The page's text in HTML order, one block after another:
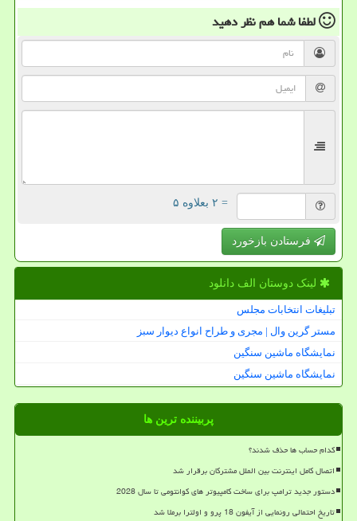
لطفا شما همنظر دهید
= ۲ بعلاوه ۵
فرستادن بازخورد
لینک دوستان الف دانلود
تبلیغات انتخابات مجلس
مستر گرین وال | مجری و طراح انواع دیوار سبز
نمایشگاه ماشین سنگین
نمایشگاه ماشین سنگین
پربیننده ترین ها
کدام حساب ها حذف شدند؟
اتصال کامل اینترنت بین الملل مشترکان برقرار شد
دستور جدید ترامپ برای ساخت کامپیوتر های کوانتومی تا سال 2028
تاریخ احتمالی رونمایی از آیفون 18 پرو و اولترا برملا شد